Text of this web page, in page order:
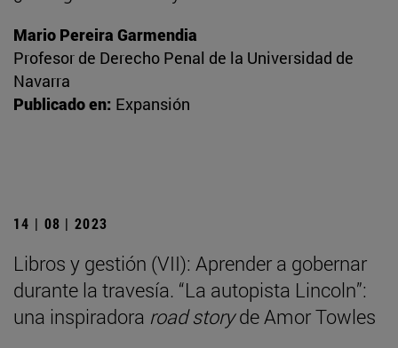
Mario Pereira Garmendia
Profesor de Derecho Penal de la Universidad de
Navarra
Publicado en: Expansión
14 | 08 | 2023
Libros y gestión (VII): Aprender a gobernar
durante la travesía. “La autopista Lincoln”:
una inspiradora road storyde Amor Towles